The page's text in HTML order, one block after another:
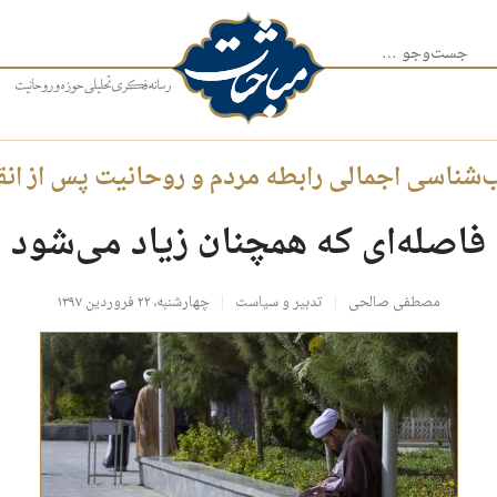
جست‌وجو برای:
اجمالی رابطه مردم و روحانیت پس از
فاصله‌ای که همچنان زیاد می‌شود
مصطفی صالحی تدبیر و سیاست چهارشنبه، ۲۲ فروردین ۱۳۹۷